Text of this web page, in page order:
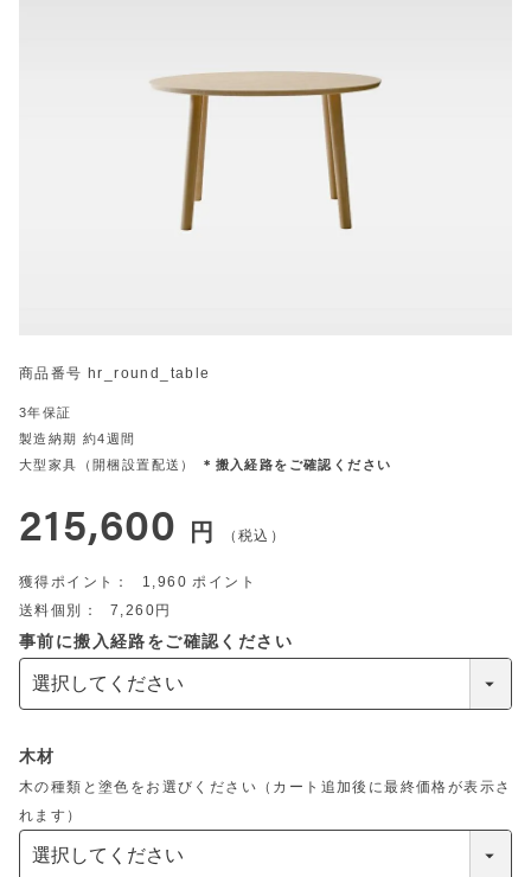
商品番号 hr_round_table
3年保証
製造納期 約4週間
大型家具（開梱設置配送）
＊搬入経路をご確認ください
215,600 税込
1,960
7,260
事前に搬入経路をご確認ください
木材
木の種類と塗色をお選びください（カート追加後に最終価格が表示さ
れます）